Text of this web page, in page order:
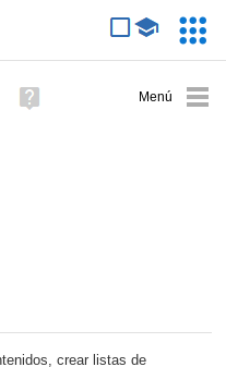
avanzada
Ayuda
(en
crear listas de